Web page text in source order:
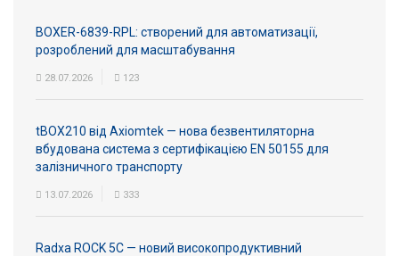
BOXER-6839-RPL: створений для автоматизації,
розроблений для масштабування
28.07.2026 123
tBOX210 від Axiomtek — нова безвентиляторна
вбудована система з сертифікацією EN 50155 для
залізничного транспорту
13.07.2026 333
Radxa ROCK 5C — новий високопродуктивний